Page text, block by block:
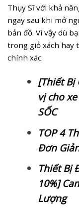
Thụy Sĩ với khả
ngay sau khi mở
bản đồ. Vì vậy dù
trong giỏ xách hay
chính xác.
[Thiết Bị
vị cho
SỐC
TOP 4
Đơn
Thiết Bị
10%]
Lượng